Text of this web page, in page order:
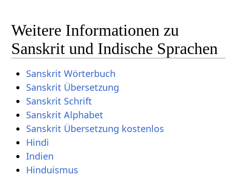
Weitere Informationen zu
Sanskrit und Indische Sprachen
Sanskrit Wörterbuch
Sanskrit Übersetzung
Sanskrit Schrift
Sanskrit Alphabet
Sanskrit Übersetzung kostenlos
Hindi
Indien
Hinduismus